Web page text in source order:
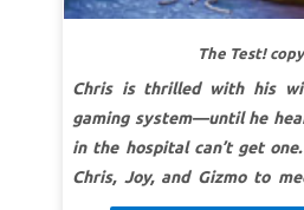
Będę
jest to trudne.
SuperWerset:
I rzekł: Nie
chłopca i nie czyń mu nic,
The Test!
Chris is thrilled with his
gaming system—until he
in the hospital can’t get
Chris, Joy, and Gizmo to